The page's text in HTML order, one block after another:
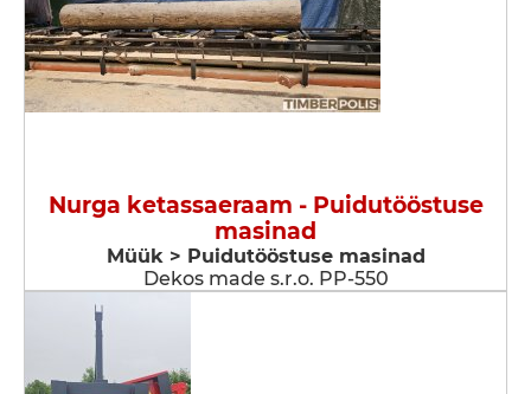
Nurga ketassaeraam - Puidutööstuse
masinad
Müük > Puidutööstuse masinad
Dekos made s.r.o. PP-550